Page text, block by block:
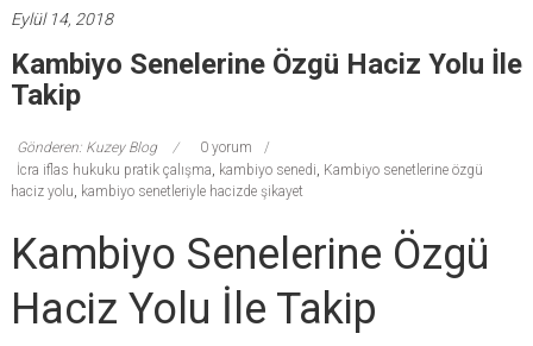
Eylül 14, 2018
Kambiyo Senelerine Özgü Haciz Yolu İle
Takip
Gönderen: Kuzey Blog
0 yorum
İcra iflas hukuku pratik çalışma, kambiyo senedi, Kambiyo senetlerine özgü
haciz yolu, kambiyo senetleriyle hacizde şikayet
Kambiyo Senelerine Özgü
Haciz Yolu İle Takip